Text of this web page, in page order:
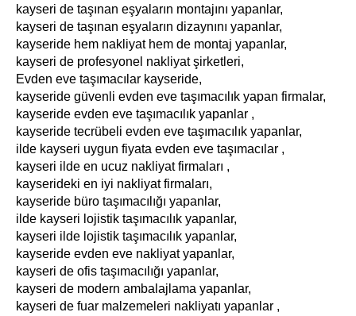
kayseri de taşınan eşyaların montajını yapanlar,
kayseri de taşınan eşyaların dizaynını yapanlar,
kayseride hem nakliyat hem de montaj yapanlar,
kayseri de profesyonel nakliyat şirketleri,
Evden eve taşımacılar kayseride,
kayseride güvenli evden eve taşımacılık yapan firmalar,
kayseride evden eve taşımacılık yapanlar ,
kayseride tecrübeli evden eve taşımacılık yapanlar,
ilde kayseri uygun fiyata evden eve taşımacılar ,
kayseri ilde en ucuz nakliyat firmaları ,
kayserideki en iyi nakliyat firmaları,
kayseride büro taşımacılığı yapanlar,
ilde kayseri lojistik taşımacılık yapanlar,
kayseri ilde lojistik taşımacılık yapanlar,
kayseride evden eve nakliyat yapanlar,
kayseri de ofis taşımacılığı yapanlar,
kayseri de modern ambalajlama yapanlar,
kayseri de fuar malzemeleri nakliyatı yapanlar ,